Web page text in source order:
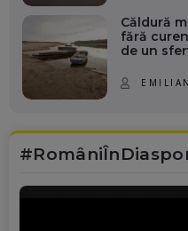
Căldură
fără
de un